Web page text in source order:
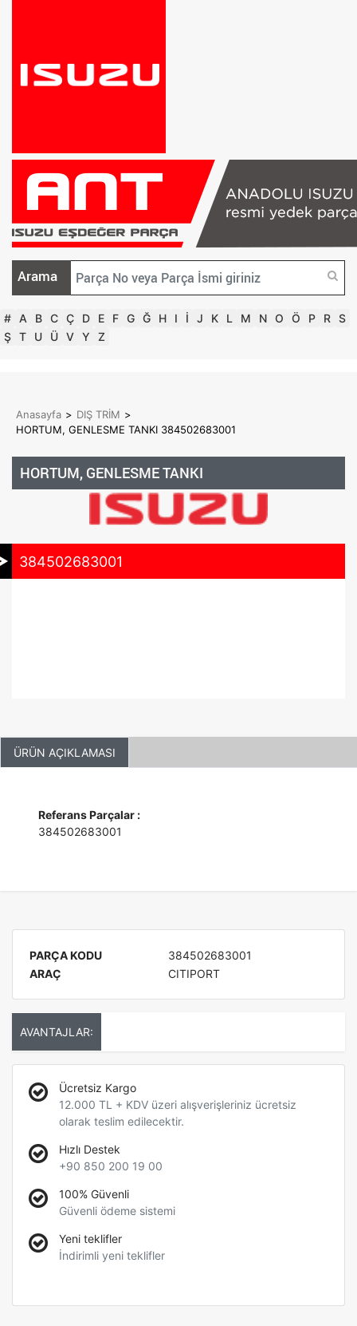
Arama
# A B C Ç D E F G Ğ H I İ J K L M N O Ö P R S
Ş T U Ü V Y Z
Anasayfa > DIŞ TRİM >
HORTUM, GENLESME TANKI 384502683001
HORTUM, GENLESME TANKI
384502683001
ÜRÜN AÇIKLAMASI
Referans Parçalar :
384502683001
PARÇA KODU
384502683001
ARAÇ
CITIPORT
AVANTAJLAR:
Ücretsiz Kargo
12.000 TL + KDV üzeri alışverişleriniz ücretsiz
olarak teslim edilecektir.
Hızlı Destek
+90 850 200 19 00
100% Güvenli
Güvenli ödeme sistemi
Yeni teklifler
İndirimli yeni teklifler